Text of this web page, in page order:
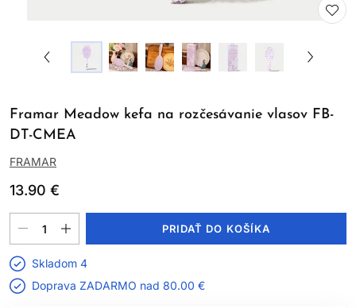
Framar Meadow kefa na rozčesávanie vlasov FB-
DT-CMEA
FRAMAR
13.90 €
PRIDAŤ DO KOŠÍKA
Skladom 4
Doprava ZADARMO nad 80.00 €